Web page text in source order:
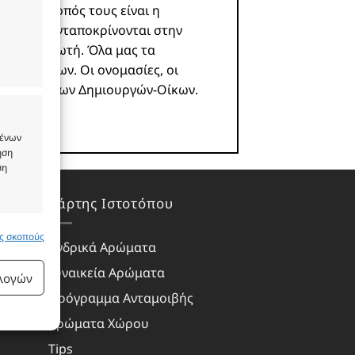
ενεργό
σκοπούς
Σκοπός τους είναι η
δεν ανταποκρίνονται στην
καταναλωτή. Όλα μας τα
οίκων. Οι ονομασίες, οι
των Δημιουργών-Οίκων.
Χάρτης Ιστοτόπου
Ανδρικά Αρώματα
Γυναικεία Αρώματα
Πρόγραμμα Ανταμοιβής
Αρώματα Χώρου
Tips